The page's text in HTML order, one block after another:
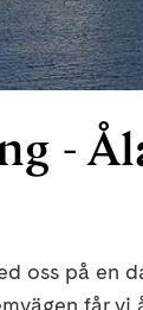
-
oss på en
får vi